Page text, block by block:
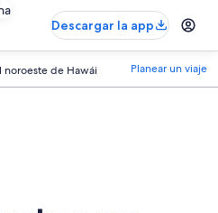
Descargar la app
noroeste de Hawái Planear un viaje